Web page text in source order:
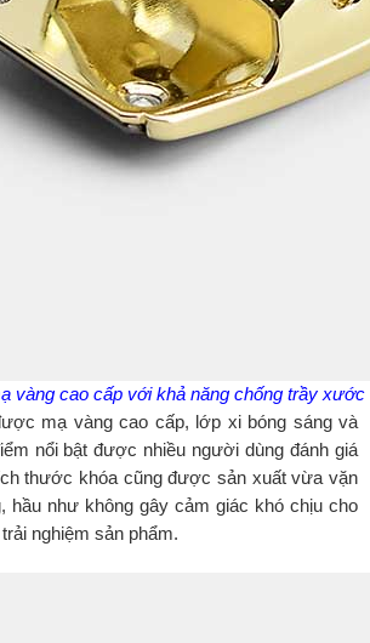
vàng cao cấp với khả năng chống trầy
mạ vàng cao cấp, lớp xi bóng sáng và
nổi bật được nhiều người dùng đánh giá
thước khóa cũng được sản xuất vừa vặn
hầu như không gây cảm giác khó chịu cho
nghiệm sản phẩm.